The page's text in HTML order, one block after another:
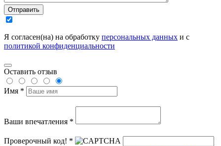
Отправить
Я согласен(на) на обработку персональных данных и с
политикой конфиденциальности
Оставить отзыв
Имя *
Ваши впечатления *
Проверочный код! *